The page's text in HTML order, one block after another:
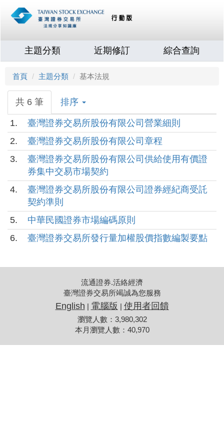
主題分類 近期修訂 綜合查詢
首頁 主題分類 基本法規
共 6 筆 排序
1.
臺灣證券交易所股份有限公司營業細則
2.
臺灣證券交易所股份有限公司章程
3.
臺灣證券交易所股份有限公司供給使用有價證
券集中交易市場契約
4.
臺灣證券交易所股份有限公司證券經紀商受託
契約準則
5.
中華民國證券市場編碼原則
6.
臺灣證券交易所發行量加權股價指數編製要點
流通證券.活絡經濟
臺灣證券交易所竭誠為您服務
English | 電腦版 | 使用者回饋
瀏覽人數：3,980,302
本月瀏覽人數：40,970